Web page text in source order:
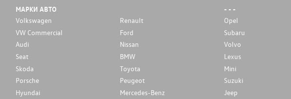
МАРКИ АВТО
Volkswagen
Renault
VW Commercial
Ford
Audi
Nissan
Seat
BMW
Skoda
Toyota
Porsche
Peugeot
Hyundai
Mercedes-Benz
- - -
Opel
Subaru
Volvo
Lexus
Mini
Suzuki
Jeep